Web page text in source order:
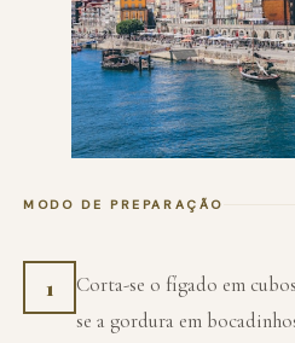
MODO DE PREPARAÇÃO
1
Corta-se o fígado em
se a gordura em